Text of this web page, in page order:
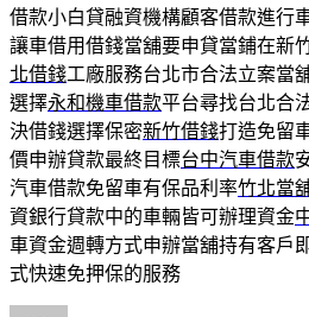
借款小白貸融資機構顧客借款進行
讓車借用借錢當舖要申貸當鋪在新
北借錢工廠服務台北市合法立案當
選擇永和機車借款平台尋找台北合
決借錢選擇保密新竹借錢打造免留
價申辦貸款最終目標台中汽車借款
汽車借款免留車有保品利率竹北當
資銀行貸款中的車輛皆可辦理資金
車資金週轉方式申辦當舖持有客戶
式快速免押保的服務